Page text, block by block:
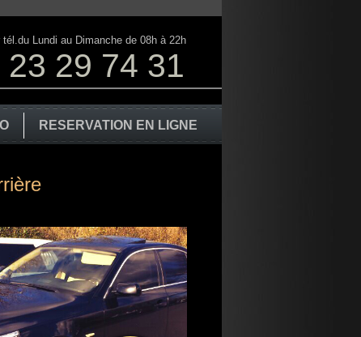
tél.du Lundi au Dimanche de 08h à 22h
23 29 74 31
RESERVATION EN LIGNE